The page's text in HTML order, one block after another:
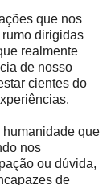
que nos
dirigidas
realmente
de nosso
cientes do
humanidade que
nos
ou dúvida,
de